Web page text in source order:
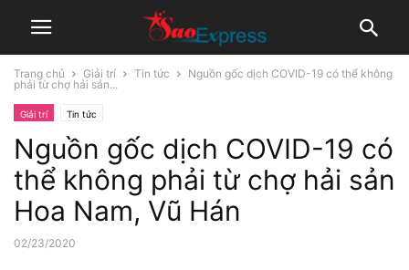
Trang chủ Giải trí Tin tức
Nguồn gốc dịch COVID-19 có thể không
phải từ chợ hải sản...
Giải trí Tin tức
Nguồn gốc dịch COVID-19 có
thể không phải từ chợ hải sản
Hoa Nam, Vũ Hán
02/23/2020